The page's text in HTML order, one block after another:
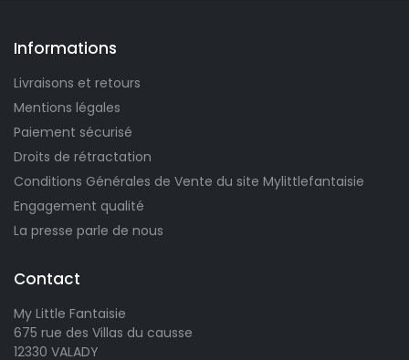
Informations
Livraisons et retours
Mentions légales
Paiement sécurisé
Droits de rétractation
Conditions Générales de Vente du site Mylittlefantaisie
Engagement qualité
La presse parle de nous
Contact
My Little Fantaisie
675 rue des Villas du causse
12330 VALADY